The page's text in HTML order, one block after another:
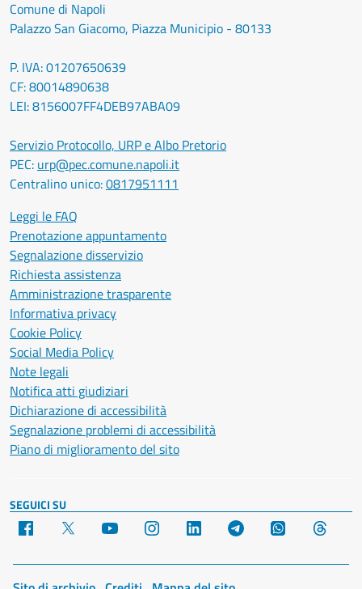
Comune di Napoli
Palazzo San Giacomo, Piazza Municipio - 80133
P. IVA: 01207650639
CF: 80014890638
LEI: 8156007FF4DEB97ABA09
Servizio Protocollo, URP e Albo Pretorio
PEC: urp@pec.comune.napoli.it
Centralino unico:0817951111
Leggi le FAQ
Prenotazione appuntamento
Segnalazione disservizio
Richiesta assistenza
Amministrazione trasparente
Informativa privacy
Cookie Policy
Social Media Policy
Note legali
Notifica atti giudiziari
Dichiarazione di accessibilità
Segnalazione problemi di accessibilità
Piano di miglioramento del sito
SEGUICI SU
Facebook YouTube Instagram LinkedIn Telegram WhatsApp